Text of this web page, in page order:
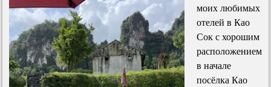
моих любимых
отелей в Као
Сок с хорошим
расположением
в начале
посёлка Као